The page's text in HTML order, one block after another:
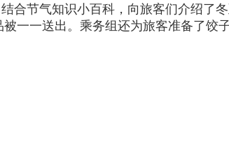
合节气知识小百科，向旅客们介绍了
一一送出。乘务组还为旅客准备了饺